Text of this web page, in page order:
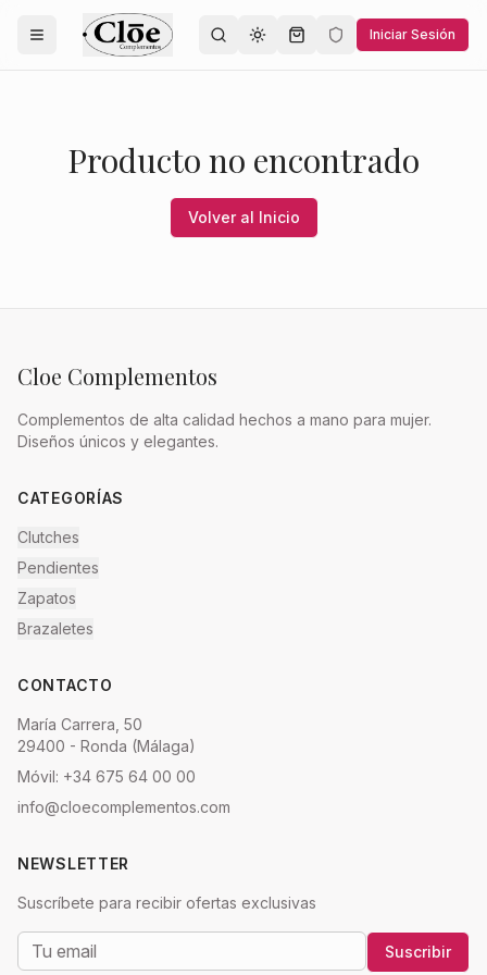
Toggle theme Iniciar Sesión
Producto no encontrado
Volver al Inicio
Cloe Complementos
Complementos de alta calidad hechos a mano para mujer.
Diseños únicos y elegantes.
CATEGORÍAS
Clutches
Pendientes
Zapatos
Brazaletes
CONTACTO
María Carrera, 50
29400 - Ronda (Málaga)
Móvil: +34 675 64 00 00
info@cloecomplementos.com
NEWSLETTER
Suscríbete para recibir ofertas exclusivas
Suscribir